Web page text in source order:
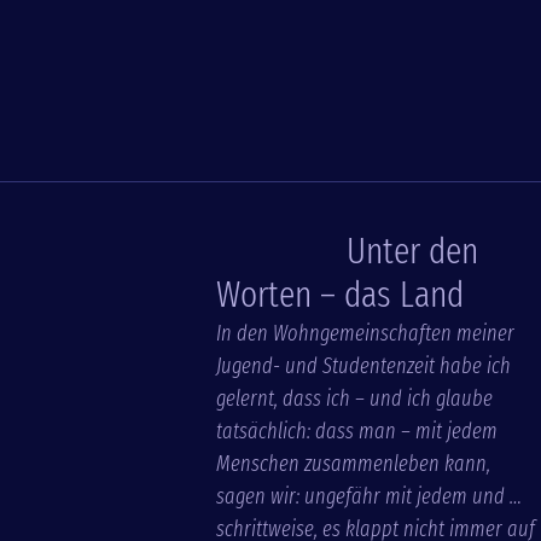
Unter den
Worten – das Land
In den Wohngemeinschaften meiner
Jugend- und Studentenzeit habe ich
gelernt, dass ich – und ich glaube
tatsächlich: dass man – mit jedem
Menschen zusammenleben kann,
sagen wir: ungefähr mit jedem und …
schrittweise, es klappt nicht immer auf